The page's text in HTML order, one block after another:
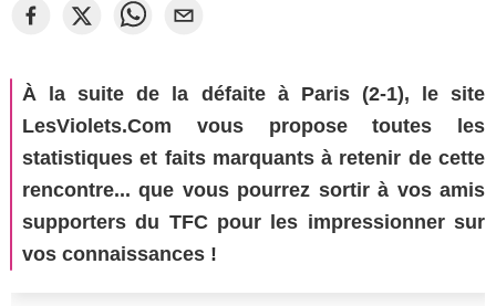
À la suite de la défaite à Paris (2-1), le site
LesViolets.Com vous propose toutes les
statistiques et faits marquants à retenir de cette
rencontre... que vous pourrez sortir à vos amis
supporters du TFC pour les impressionner sur
vos connaissances !